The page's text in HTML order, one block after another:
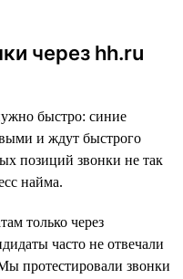
через hh.ru
быстро: синие
и ждут быстрого
позиций звонки не так
найма.
только через
часто не отвечали
протестировали звонки